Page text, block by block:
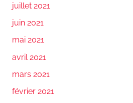
juillet 2021
juin 2021
mai 2021
avril 2021
mars 2021
février 2021